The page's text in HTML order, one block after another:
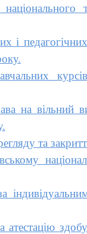
курсів
вільний
та